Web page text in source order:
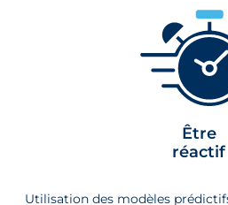
Être
réactif
Utilisation des modèles